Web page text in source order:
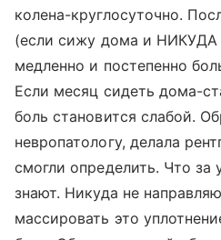
колена-круглосуточно.
(если сижу дома и НИКУДА
медленно и постепенно
Если месяц сидеть дома-
боль становится слабой.
невропатологу, делала
смогли определить. Что за
знают. Никуда не
массировать это